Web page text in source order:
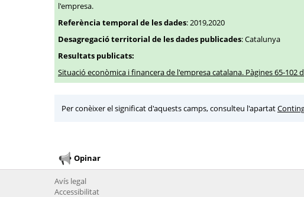
l'empresa.
Referència temporal de les dades: 2019,2020
Desagregació territorial de les dades publicades: Catalunya
Resultats publicats:
Situació econòmica i financera de l'empresa catalana. Pàgines 65-102
Per conèixer el significat d'aquests camps, consulteu l'apartat
Opinar
Avís legal
Accessibilitat